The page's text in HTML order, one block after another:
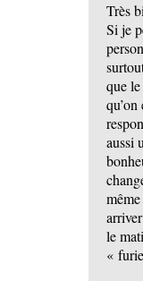
Très
Si je
que
aussi
le
«